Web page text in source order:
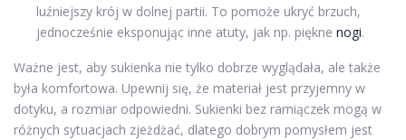
luźniejszy krój w dolnej partii. To pomoże ukryć brzuch,
jednocześnie eksponując inne atuty, jak np. piękne nogi.
Ważne jest, aby sukienka nie tylko dobrze wyglądała, ale także
była komfortowa. Upewnij się, że materiał jest przyjemny w
dotyku, a rozmiar odpowiedni. Sukienki bez ramiączek mogą w
różnych sytuacjach zjeżdżać, dlatego dobrym pomysłem jest